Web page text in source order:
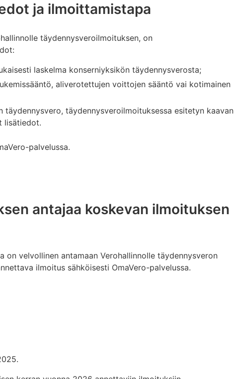
ja ilmoittamistapa
täydennysveroilmoituksen, on
laskelma konserniyksikön täydennysverosta;
aliverotettujen voittojen sääntö vai kotimainen
täydennysveroilmoituksessa esitetyn kaavan
lisätiedot.
palvelussa.
antajaa koskevan ilmoituksen
on velvollinen antamaan Verohallinnolle täydennysveron
ilmoitus sähköisesti OmaVero-palvelussa.